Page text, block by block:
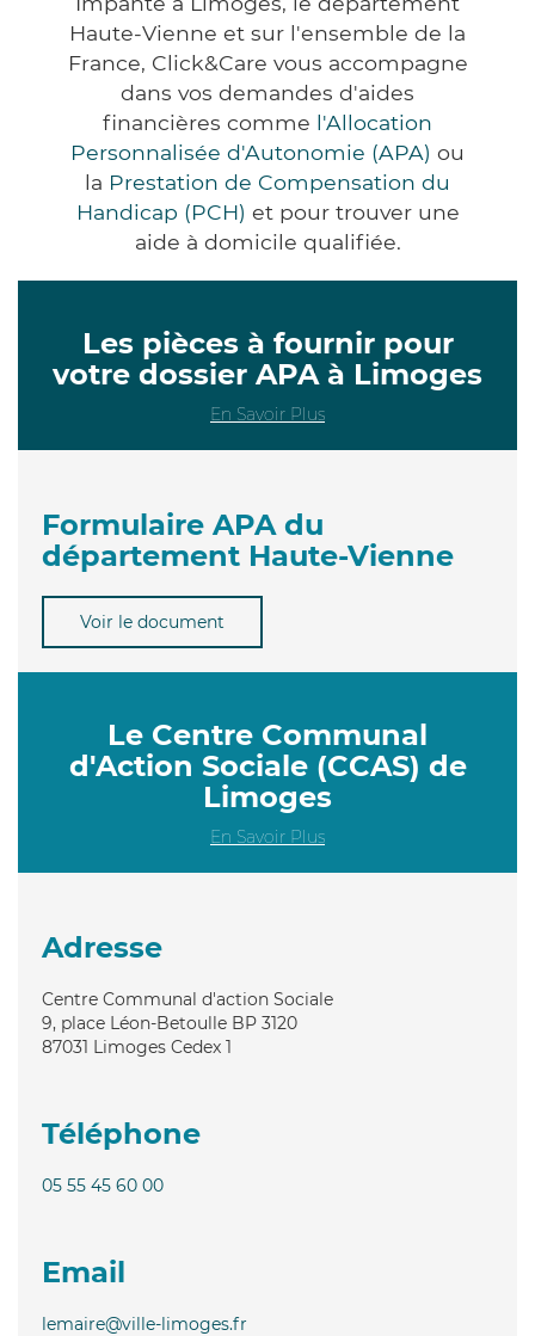
Haute-Vienne et sur l'ensemble de la
France, Click&Care vous accompagne
dans vos demandes d'aides
financières comme l'Allocation
Personnalisée d'Autonomie (APA) ou
la Prestation de Compensation du
Handicap (PCH) et pour trouver une
aide à domicile qualifiée.
Les pièces à fournir pour
votre dossier APA à Limoges
En Savoir Plus
Formulaire APA du
département Haute-Vienne
Voir le document
Le Centre Communal
d'Action Sociale (CCAS) de
Limoges
En Savoir Plus
Adresse
Centre Communal d'action Sociale
9, place Léon-Betoulle BP 3120
87031 Limoges Cedex 1
Téléphone
05 55 45 60 00
Email
lemaire@ville-limoges.fr